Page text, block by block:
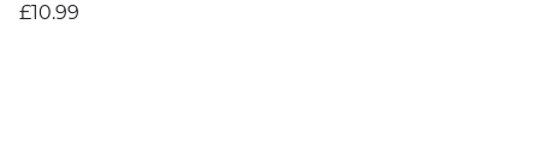
£10.99